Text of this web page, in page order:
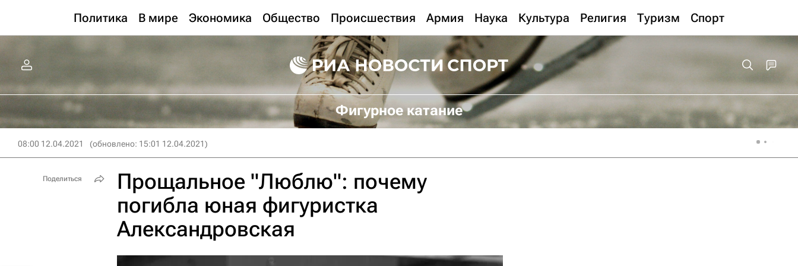
Политика В мире Экономика Общество Происшествия Армия Наука Культура Религия Туризм Спорт
Фигурное катание
08:00 12.04.2021 (обновлено: 15:01 12.04.2021)
Прощальное "Люблю": почему
погибла юная фигуристка
Александровская
Поделиться